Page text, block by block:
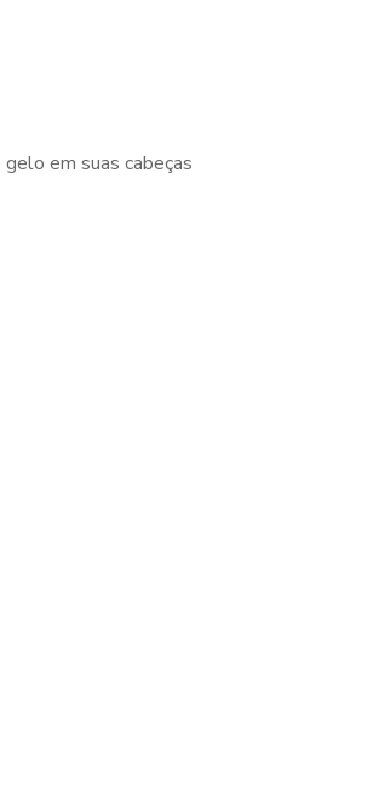
em suas cabeças